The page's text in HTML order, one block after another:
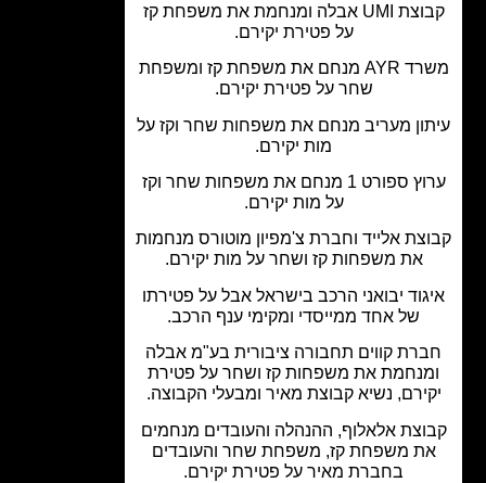
קבוצת UMI אבלה ומנחמת את משפחת קז
על פטירת יקירם.
משרד AYR מנחם את משפחת קז ומשפחת
שחר על פטירת יקירם.
מעריב מנחם את משפחות שחר וקז על
מות יקירם.
ערוץ ספורט 1 מנחם את משפחות שחר וקז
על מות יקירם.
אלייד וחברת צ'מפיון מוטורס מנחמות
את משפחות קז ושחר על מות יקירם.
יבואני הרכב בישראל אבל על פטירתו
של אחד ממייסדי ומקימי ענף הרכב.
קווים תחבורה ציבורית בע"מ אבלה
את משפחות קז ושחר על פטירת
נשיא קבוצת מאיר ומבעלי הקבוצה.
אלאלוף, ההנהלה והעובדים מנחמים
משפחת קז, משפחת שחר והעובדים
בחברת מאיר על פטירת יקירם.